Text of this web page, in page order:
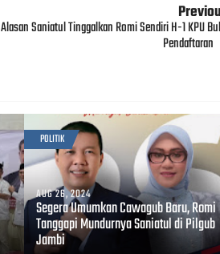
Saniatul Tinggalkan Romi Sendiri H-1 KPU
Pendaftaran
POLITIK
AUG 26, 2024
Segera Umumkan Cawagub Baru, Romi
Tanggapi Mundurnya Saniatul di Pilgub
Jambi